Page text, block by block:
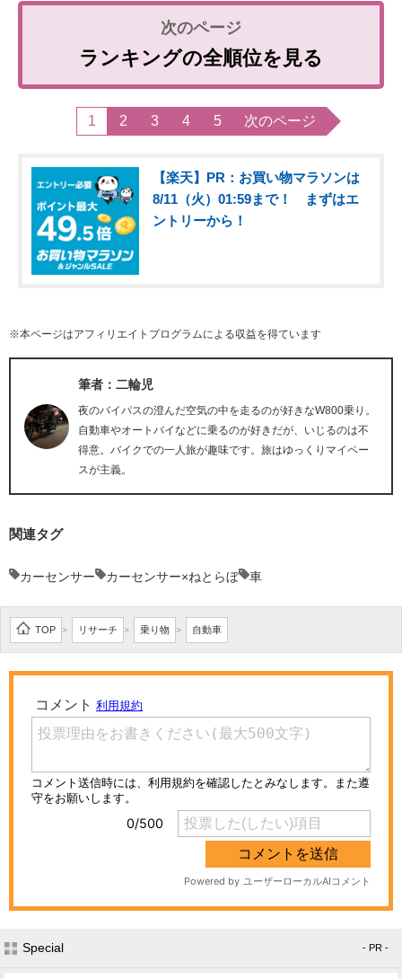
ランキングの全順位を見る
1 2 3 4 5 次のページ
【楽天】PR：お買い物マラソンは
8/11（火）01:59まで！ まずはエ
ントリーから！
※本ページはアフィリエイトプログラムによる収益を得ています
筆者：二輪児
夜のバイパスの澄んだ空気の中を走るのが好きなW800乗り。
自動車やオートバイなどに乗るのが好きだが、いじるのは不
得意。バイクでの一人旅が趣味です。旅はゆっくりマイペー
スが主義。
関連タグ
カーセンサー カーセンサー×ねとらぼ 車
TOP > リサーチ > 乗り物 > 自動車
Special - PR -